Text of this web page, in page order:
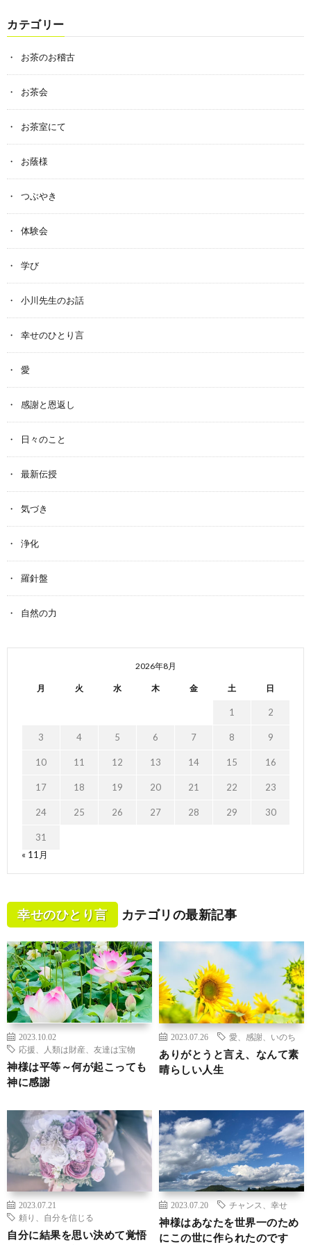
カテゴリー
お茶のお稽古
お茶会
お茶室にて
お蔭様
つぶやき
体験会
学び
小川先生のお話
幸せのひとり言
愛
感謝と恩返し
日々のこと
最新伝授
気づき
浄化
羅針盤
自然の力
2026年8月
月 火 水 木 金 土 日
1 2
3 4 5 6 7 8 9
10 11 12 13 14 15 16
17 18 19 20 21 22 23
24 25 26 27 28 29 30
31
« 11月
幸せのひとり言 カテゴリの最新記事
2023.10.02
応援、人類は財産、友達は宝物
神様は平等～何が起こっても
神に感謝
2023.07.26 愛、感謝、いのち
ありがとうと言え、なんて素
晴らしい人生
2023.07.21
頼り、自分を信じる
自分に結果を思い決めて覚悟
2023.07.20 チャンス、幸せ
神様はあなたを世界一のため
にこの世に作られたのです